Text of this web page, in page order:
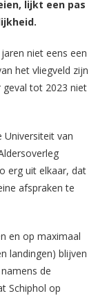
lijkt een pas
niet eens een
het vliegveld zijn
geval tot 2023 niet
Universiteit van
erg uit elkaar, dat
afspraken te
en op maximaal
landingen) blijven
de
Schiphol op